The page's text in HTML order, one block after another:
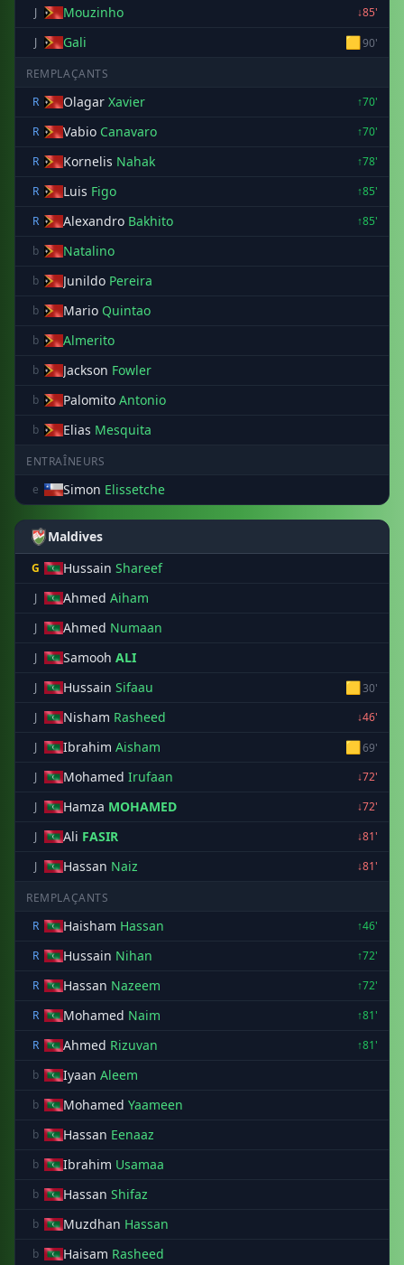
J
Mouzinho
↓85'
J
Gali 🟨90'
REMPLAÇANTS
R
Olagar Xavier
↑70'
R
Vabio Canavaro
↑70'
R
Kornelis Nahak
↑78'
R
Luis Figo
↑85'
R
Alexandro Bakhito
↑85'
b
Natalino
b Junildo Pereira
b Mario Quintao
b Almerito
b Jackson Fowler
b Palomito Antonio
b Elias Mesquita
ENTRAÎNEURS
e
Simon Elissetche
Maldives
G Hussain Shareef
J Ahmed Aiham
J Ahmed Numaan
J Samooh ALI
J Hussain Sifaau 🟨30'
J
Nisham Rasheed
↓46'
J
Ibrahim Aisham 🟨69'
J
Mohamed Irufaan
↓72'
J
Hamza MOHAMED
↓72'
J
Ali FASIR
↓81'
J
Hassan Naiz ↓81'
REMPLAÇANTS
R
Haisham Hassan
↑46'
R
Hussain Nihan
↑72'
R
Hassan Nazeem
↑72'
R
Mohamed Naim
↑81'
R
Ahmed Rizuvan
↑81'
b
Iyaan Aleem
b Mohamed Yaameen
b Hassan Eenaaz
b Ibrahim Usamaa
b Hassan Shifaz
b Muzdhan Hassan
b Haisam Rasheed